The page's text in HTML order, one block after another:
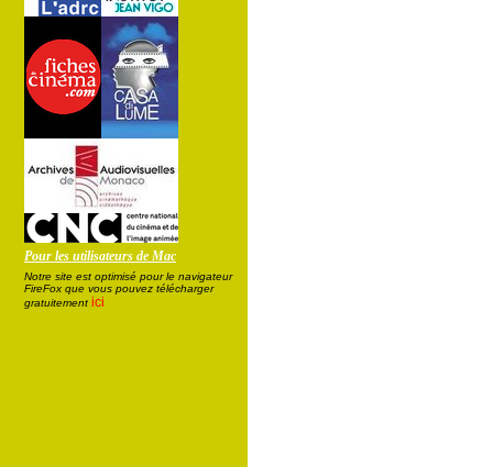
Pour les utilisateurs de Mac
Notre site est optimisé pour le navigateur
FireFox que vous pouvez télécharger
gratuitement ici